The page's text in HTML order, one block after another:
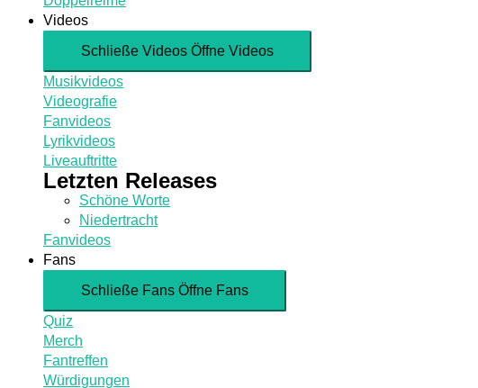
Videos
Schließe Videos Öffne Videos
Musikvideos
Videografie
Fanvideos
Lyrikvideos
Liveauftritte
Letzten Releases
Schöne Worte
Niedertracht
Fanvideos
Fans
Schließe Fans Öffne Fans
Quiz
Merch
Fantreffen
Würdigungen